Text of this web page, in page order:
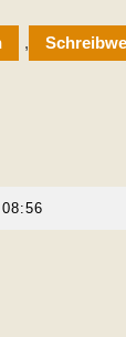
,
08:56